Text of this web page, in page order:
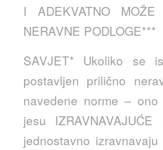
I ADEKVATNO MOŽE
NERAVNE PODLOGE***
SAVJET* Ukoliko se
postavljen prilično
navedene norme –
jesu
jednostavno